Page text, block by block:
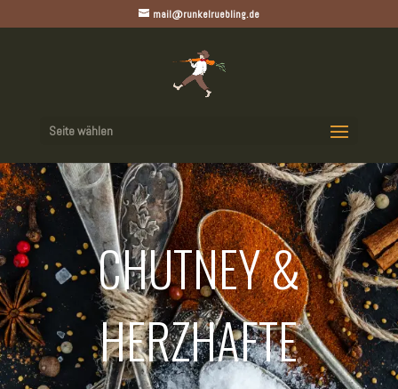
mail@runkelruebling.de
Seite wählen
CHUTNEY &
HERZHAFTE